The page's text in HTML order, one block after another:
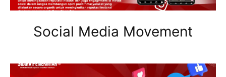
Social Media Movement